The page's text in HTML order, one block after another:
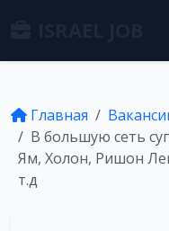
Главная
В большую сеть
Ям, Холон, Ришон
т.д